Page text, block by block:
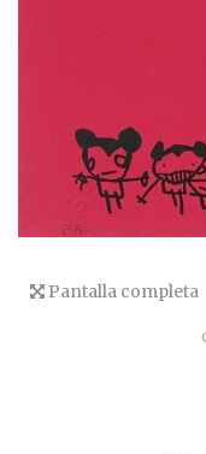
Pantalla completa